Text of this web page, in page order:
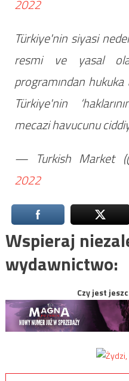
2022
Türkiye'nin siyasi
resmi ve yasal
programından hukuka
Türkiye'nin
mecazi havucunu
— Turkish Market
2022
Wspieraj
wydawnictwo:
Czy jest